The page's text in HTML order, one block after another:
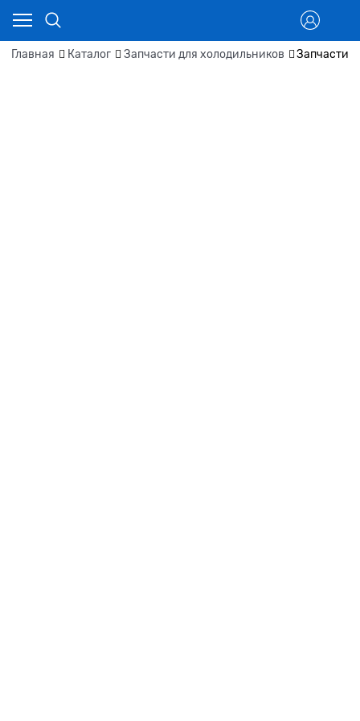
Главная Каталог Запчасти для холодильников Запчасти